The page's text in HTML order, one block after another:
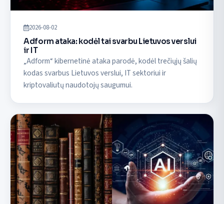
2026-08-02
Adform ataka: kodėl tai svarbu Lietuvos verslui
ir IT
„Adform“ kibernetinė ataka parodė, kodėl trečiųjų šalių
kodas svarbus Lietuvos verslui, IT sektoriui ir
kriptovaliutų naudotojų saugumui.